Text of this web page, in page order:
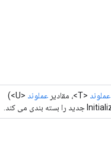
عملوند <T>، مقادیر عملوند <U>)